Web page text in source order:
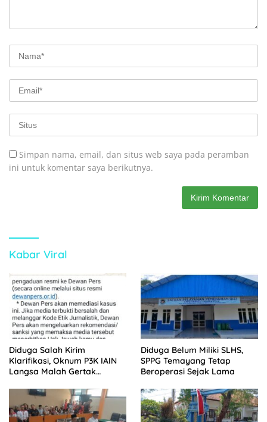
Simpan nama, email, dan situs web saya pada peramban
ini untuk komentar saya berikutnya.
Kabar Viral
Diduga Salah Kirim
Klarifikasi, Oknum P3K IAIN
Langsa Malah Gertak
Diduga Belum Miliki SLHS,
SPPG Temayang Tetap
Beroperasi Sejak Lama